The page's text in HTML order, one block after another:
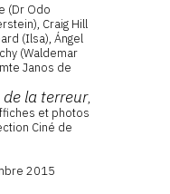
(Dr Odo
Craig Hill
(Ilsa), Ángel
(Waldemar
Janos de
de la terreur,
et photos
Ciné de
2015